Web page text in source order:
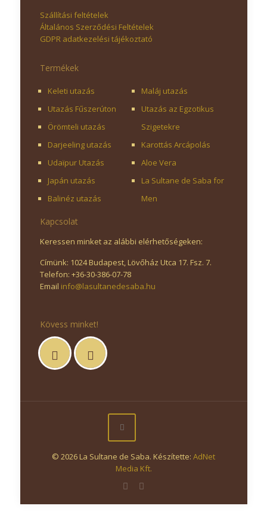
Szállítási feltételek
Általános Szerződési Feltételek
GDPR adatkezelési tájékoztató
Termékek
Keleti utazás
Utazás Fűszerúton
Örömteli utazás
Darjeeling utazás
Udaïpur Utazás
Japán utazás
Balinéz utazás
Maláj utazás
Utazás az Egzotikus
Szigetekre
Karottás Arcápolás
Aloe Vera
La Sultane de Saba for
Men
Kapcsolat
Keressen minket az alábbi elérhetőségeken:
Címünk: 1024 Budapest, Lövőház Utca 17. Fsz. 7.
Telefon: +36-30-386-07-78
Email info@lasultanedesaba.hu
Kövess minket!
© 2026 La Sultane de Saba. Készítette: AdNet
Media Kft.